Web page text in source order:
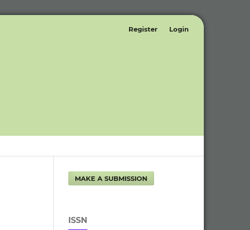
Register Login
MAKE A SUBMISSION
ISSN